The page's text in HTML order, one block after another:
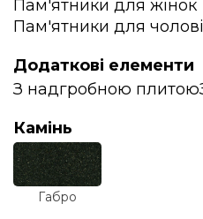
Пам'ятники для жінок
Пам'ятники для
Додаткові елементи
З надгробною плитою
Камінь
Габро